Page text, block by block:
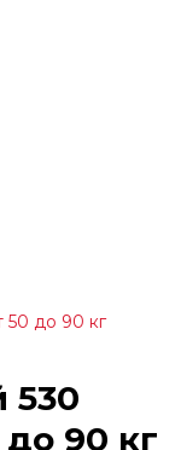
50 до 90 кг
530
90 кг